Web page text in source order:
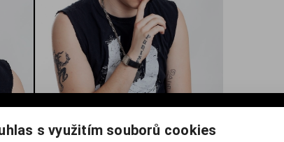
s využitím souborů cookies